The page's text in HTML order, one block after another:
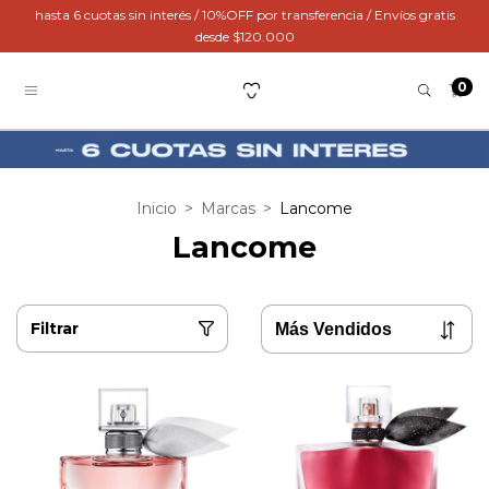
hasta 6 cuotas sin interés / 10%OFF por transferencia / Envíos gratis
desde $120.000
0
Inicio > Marcas > Lancome
Lancome
Filtrar